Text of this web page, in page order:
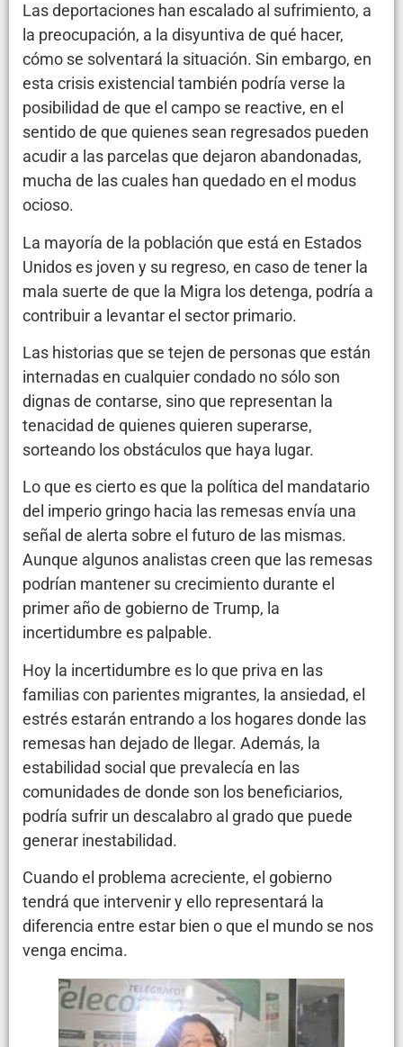
Las deportaciones han escalado al sufrimiento, a
la preocupación, a la disyuntiva de qué hacer,
cómo se solventará la situación. Sin embargo, en
esta crisis existencial también podría verse la
posibilidad de que el campo se reactive, en el
sentido de que quienes sean regresados pueden
acudir a las parcelas que dejaron abandonadas,
mucha de las cuales han quedado en el modus
ocioso.
La mayoría de la población que está en Estados
Unidos es joven y su regreso, en caso de tener la
mala suerte de que la Migra los detenga, podría a
contribuir a levantar el sector primario.
Las historias que se tejen de personas que están
internadas en cualquier condado no sólo son
dignas de contarse, sino que representan la
tenacidad de quienes quieren superarse,
sorteando los obstáculos que haya lugar.
Lo que es cierto es que la política del mandatario
del imperio gringo hacia las remesas envía una
señal de alerta sobre el futuro de las mismas.
Aunque algunos analistas creen que las remesas
podrían mantener su crecimiento durante el
primer año de gobierno de Trump, la
incertidumbre es palpable.
Hoy la incertidumbre es lo que priva en las
familias con parientes migrantes, la ansiedad, el
estrés estarán entrando a los hogares donde las
remesas han dejado de llegar. Además, la
estabilidad social que prevalecía en las
comunidades de donde son los beneficiarios,
podría sufrir un descalabro al grado que puede
generar inestabilidad.
Cuando el problema acreciente, el gobierno
tendrá que intervenir y ello representará la
diferencia entre estar bien o que el mundo se nos
venga encima.